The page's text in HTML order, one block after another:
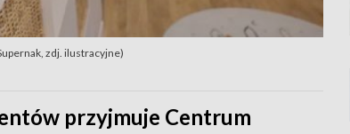
zdj. ilustracyjne)
przyjmuje Centrum